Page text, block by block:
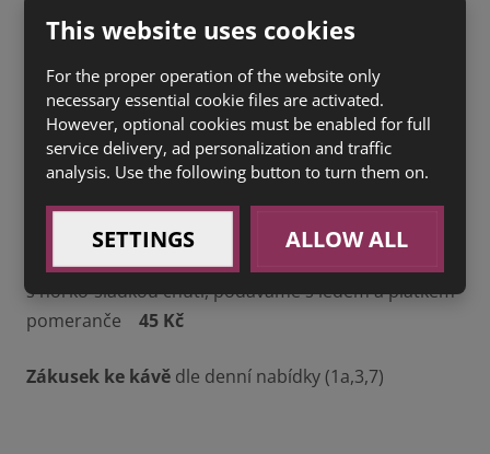
PIZZA COUNTRY(sugo, slanina, klobása, vejce,
PIZZA 4FORMAGGI(sugo, 4 druhy sýrů) (1a,3,7)
HUGO- 0,2 l osvěžující vinný perlivý nápoj
s bezinkovou chutí a vůní s nádechem citrusu,
podáváme s ledem a plátkem limety45 Kč
SPRITZ- 0,2 l osvěžující vinný nápoj italkého typu
s hořko-sladkou chutí, podáváme s ledem a plátkem
pomeranče
45 Kč
Zákusek ke kávě dle denní nabídky (1a,3,7)
This website uses cookies
For the proper operation of the website only
necessary essential cookie files are activated.
However, optional cookies must be enabled for full
service delivery, ad personalization and traffic
analysis. Use the following button to turn them on.
SETTINGS ALLOW ALL